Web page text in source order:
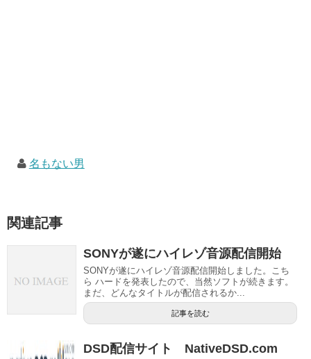
名もない男
関連記事
SONYが遂にハイレゾ音源配信開始
SONYが遂にハイレゾ音源配信開始しました。こち
ら ハードを発表したので、当然ソフトが続きます。
まだ、どんなタイトルが配信されるか...
記事を読む
DSD配信サイト NativeDSD.com